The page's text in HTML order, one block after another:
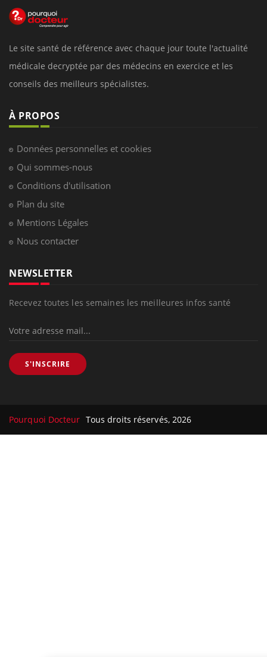
Le site santé de référence avec chaque jour toute l'actualité
médicale decryptée par des médecins en exercice et les
conseils des meilleurs spécialistes.
À PROPOS
Données personnelles et cookies
Qui sommes-nous
Conditions d'utilisation
Plan du site
Mentions Légales
Nous contacter
NEWSLETTER
Recevez toutes les semaines les meilleures infos santé
S'INSCRIRE
Pourquoi Docteur Tous droits réservés, 2026